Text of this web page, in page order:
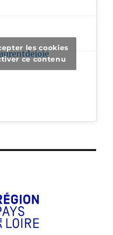
les cookies
ce contenu